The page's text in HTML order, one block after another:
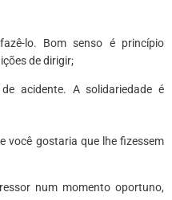
lo. Bom senso é princípio
de dirigir;
acidente. A solidariedade é
você gostaria que lhe fizessem
num momento oportuno,